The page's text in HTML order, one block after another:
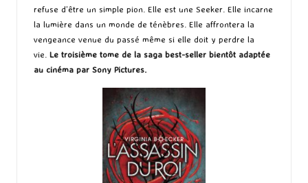
refuse d’être un simple pion. Elle est une Seeker. Elle incarne
la lumière dans un monde de ténèbres. Elle affrontera la
vengeance venue du passé même si elle doit y perdre la
vie. Le troisième tome de la saga best-seller bientôt adaptée
au cinéma par Sony Pictures.